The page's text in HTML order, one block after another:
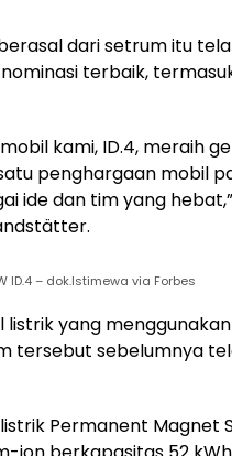
dari setrum itu
terbaik,
kami, ID.4, meraih
penghargaan mobil
ide dan tim yang
ID.4 – dok.Istimewa via Forbes
listrik yang
tersebut sebelumnya
Permanent Magnet